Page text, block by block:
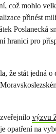
což mohlo
přinést
Poslanecká
hranici pro
že stát jedná
výzvu
opatření na